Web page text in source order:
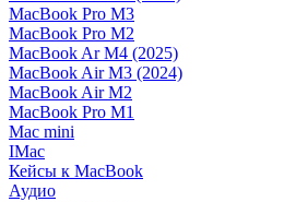
MacBook Pro M3
MacBook Pro M2
MacBook Ar M4 (2025)
MacBook Air M3 (2024)
MacBook Air M2
MacBook Pro M1
Mac mini
IMac
Кейсы к MacBook
Аудио